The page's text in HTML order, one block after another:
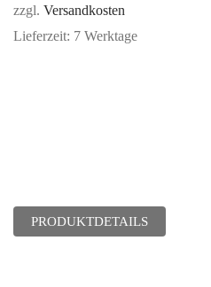
zzgl. Versandkosten
Lieferzeit: 7 Werktage
PRODUKTDETAILS